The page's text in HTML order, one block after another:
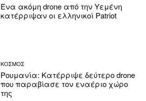
Ένα ακόμη drone από την Υεμένη
κατέρριψαν οι ελληνικοί Patriot
ΚΟΣΜΟΣ
Ρουμανία: Κατέρριψε δεύτερο drone
που παραβίασε τον εναέριο χώρο
της